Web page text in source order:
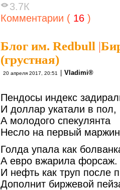
3.7К
Комментарии ( 16 )
Блог им. Redbull |
(грустная)
20 апреля 2017, 20:51 | Vlаdimi®
Пендосы индекс
И доллар укатали в пол,
А молодого спекулянта
Несло на первый
Голда упала как
А евро вжарила форсаж.
И нефть как труп после
Дополнит биржевой